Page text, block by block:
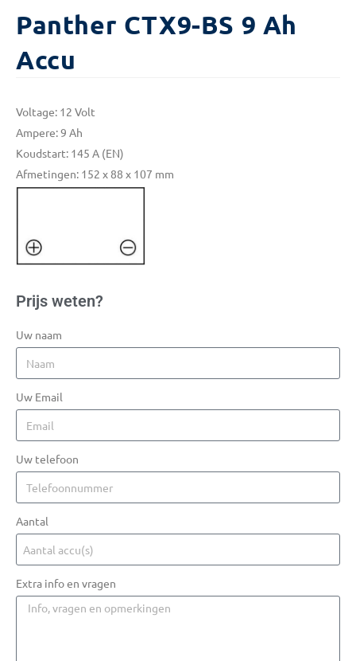
Panther CTX9-BS 9 Ah
Accu
Voltage: 12 Volt
Ampere: 9 Ah
Koudstart: 145 A (EN)
Afmetingen: 152 x 88 x 107 mm
Prijs weten?
Uw naam
Uw Email
Uw telefoon
Aantal
Extra info en vragen